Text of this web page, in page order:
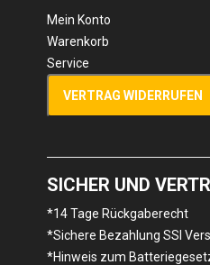
Mein Konto
Warenkorb
Service
VERTRAG WIDERRUFEN
SICHER UND
*14 Tage Rückgaberecht
*Sichere Bezahlung SSl
*Hinweis zum